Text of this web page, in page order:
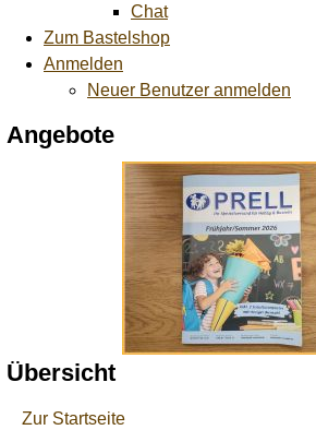
Chat
Zum Bastelshop
Anmelden
Neuer Benutzer anmelden
Angebote
Übersicht
Zur Startseite